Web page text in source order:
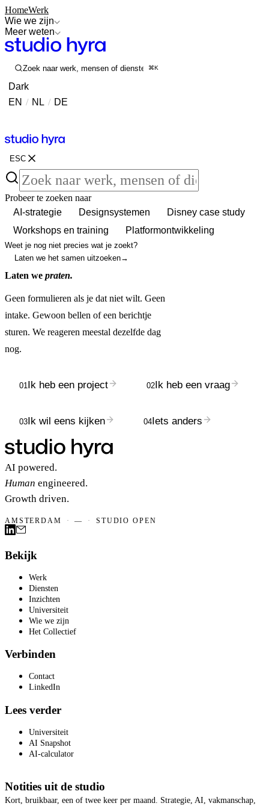
HomeWerk
Wie we zijn
Meer weten
Zoek naar werk, mensen of diensten⌘K
Dark
EN / NL / DE
ESC
Probeer te zoeken naar
AI-strategie
Designsystemen
Disney case study
Workshops en training
Platformontwikkeling
Weet je nog niet precies wat je zoekt?
Laten we het samen uitzoeken→
Laten we praten.
Geen formulieren als je dat niet wilt. Geen
intake. Gewoon bellen of een berichtje
sturen. We reageren meestal dezelfde dag
nog.
01Ik heb een project 02Ik heb een vraag
03Ik wil eens kijken 04Iets anders
AI powered.
Human engineered.
Growth driven.
AMSTERDAM · — · STUDIO OPEN
Bekijk
Werk
Diensten
Inzichten
Universiteit
Wie we zijn
Het Collectief
Verbinden
Contact
LinkedIn
Lees verder
Universiteit
AI Snapshot
AI-calculator
Notities uit de studio
Kort, bruikbaar, een of twee keer per maand. Strategie, AI, vakmanschap,